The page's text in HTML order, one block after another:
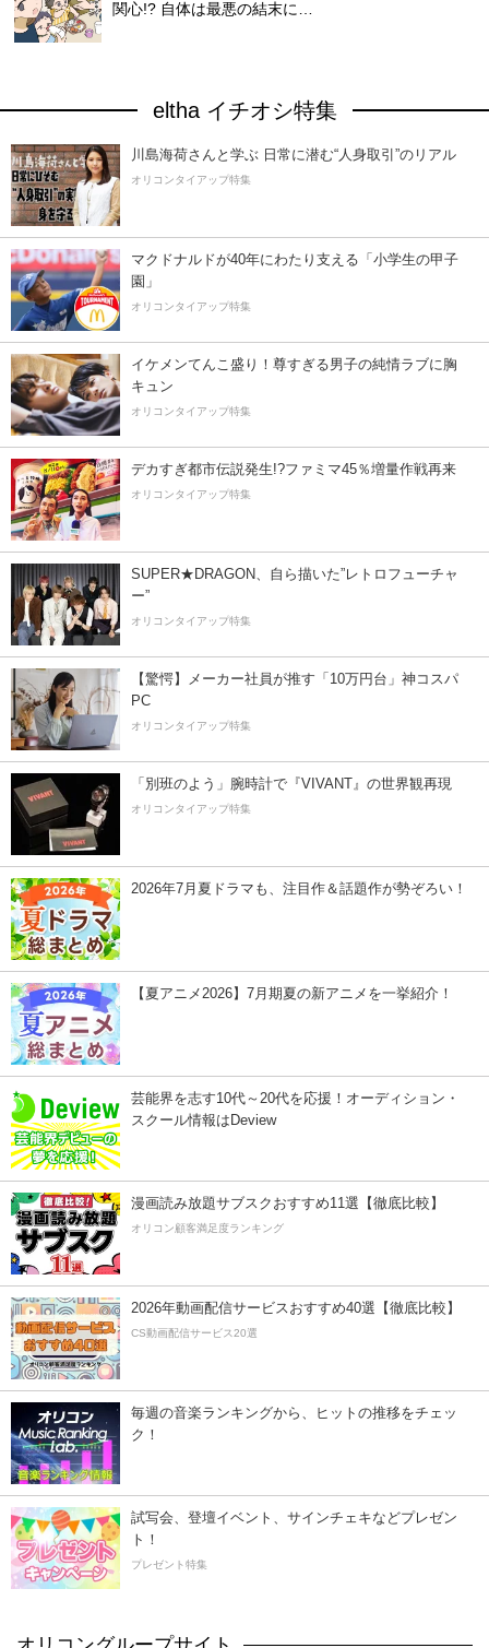
関心!? 自体は最悪の結末に…
eltha イチオシ特集
川島海荷さんと学ぶ 日常に潜む“人身取引”のリアル
オリコンタイアップ特集
マクドナルドが40年にわたり支える「小学生の甲子
園」
オリコンタイアップ特集
イケメンてんこ盛り！尊すぎる男子の純情ラブに胸
キュン
オリコンタイアップ特集
デカすぎ都市伝説発生!?ファミマ45％増量作戦再来
オリコンタイアップ特集
SUPER★DRAGON、自ら描いた”レトロフューチャ
ー”
オリコンタイアップ特集
【驚愕】メーカー社員が推す「10万円台」神コスパ
PC
オリコンタイアップ特集
「別班のよう」腕時計で『VIVANT』の世界観再現
オリコンタイアップ特集
2026年7月夏ドラマも、注目作＆話題作が勢ぞろい！
【夏アニメ2026】7月期夏の新アニメを一挙紹介！
芸能界を志す10代～20代を応援！オーディション・
スクール情報はDeview
漫画読み放題サブスクおすすめ11選【徹底比較】
オリコン顧客満足度ランキング
2026年動画配信サービスおすすめ40選【徹底比較】
CS動画配信サービス20選
毎週の音楽ランキングから、ヒットの推移をチェッ
ク！
試写会、登壇イベント、サインチェキなどプレゼン
ト！
プレゼント特集